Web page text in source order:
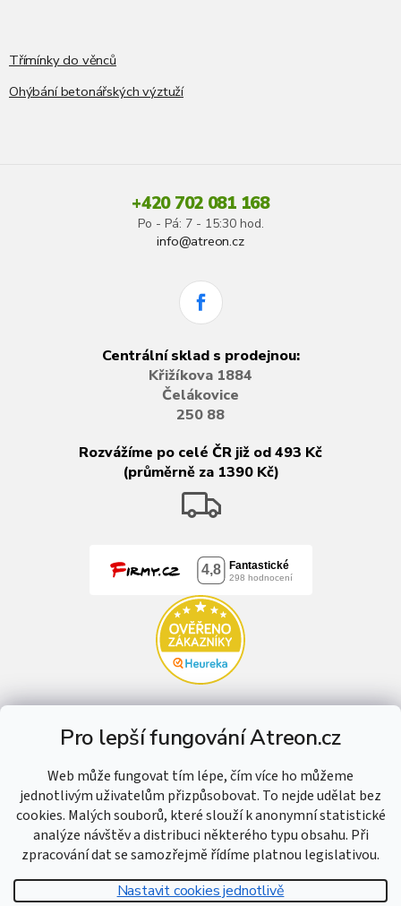
Pro lepší fungování Atreon.cz
Web může fungovat tím lépe, čím více ho můžeme
jednotlivým uživatelům přizpůsobovat. To nejde udělat bez
cookies. Malých souborů, které slouží k anonymní statistické
analýze návštěv a distribuci některého typu obsahu. Při
zpracování dat se samozřejmě řídíme platnou legislativou.
Nastavit cookies jednotlivě
Třímínky do věnců
Ohýbání betonářských výztuží
+420 702 081 168
Po - Pá: 7 - 15:30 hod.
info@atreon.cz
Centrální sklad s prodejnou:
Křižíkova 1884
Čelákovice
250 88
Rozvážíme po celé ČR již od 493 Kč
(průměrně za 1390 Kč)
Vytvořil Shoptet